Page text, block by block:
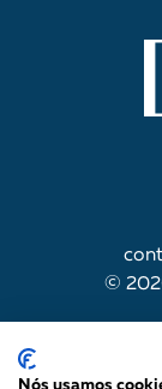
©
Nós usamos